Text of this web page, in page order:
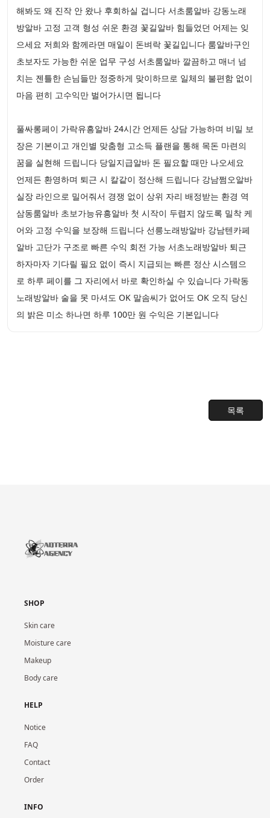
해봐도 왜 진작 안 왔나 후회하실 겁니다 서초룸알바 강동노래
방알바 고정 고객 형성 쉬운 환경 꽃길알바 힘들었던 어제는 잊
으세요 저희와 함께라면 매일이 돈벼락 꽃길입니다 룸알바구인
초보자도 가능한 쉬운 업무 구성 서초룸알바 깔끔하고 매너 넘
치는 젠틀한 손님들만 정중하게 맞이하므로 일체의 불편함 없이
마음 편히 고수익만 벌어가시면 됩니다
풀싸롱페이 가락유흥알바 24시간 언제든 상담 가능하며 비밀 보
장은 기본이고 개인별 맞춤형 고소득 플랜을 통해 목돈 마련의
꿈을 실현해 드립니다 당일지급알바 돈 필요할 때만 나오세요
언제든 환영하며 퇴근 시 칼같이 정산해 드립니다 강남쩜오알바
실장 라인으로 밀어줘서 경쟁 없이 상위 자리 배정받는 환경 역
삼동룸알바 초보가능유흥알바 첫 시작이 두렵지 않도록 밀착 케
어와 고정 수익을 보장해 드립니다 선릉노래방알바 강남텐카페
알바 고단가 구조로 빠른 수익 회전 가능 서초노래방알바 퇴근
하자마자 기다릴 필요 없이 즉시 지급되는 빠른 정산 시스템으
로 하루 페이를 그 자리에서 바로 확인하실 수 있습니다 가락동
노래방알바 술을 못 마셔도 OK 말솜씨가 없어도 OK 오직 당신
의 밝은 미소 하나면 하루 100만 원 수익은 기본입니다
목록
SHOP
Skin care
Moisture care
Makeup
Body care
HELP
Notice
FAQ
Contact
Order
INFO